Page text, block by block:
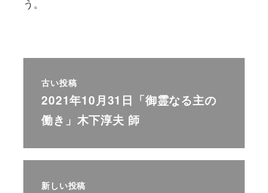
う。
古い投稿
2021年10月31日「御霊なる主の
働き」木下淳夫 師
新しい投稿